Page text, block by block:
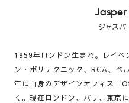
Jasper
ジャスパ
1959年ロンドン生まれ。レイベ
ン・ポリテクニック、RCA、ベ
年に自身のデザインオフィス
く。現在ロンドン、パリ、東京